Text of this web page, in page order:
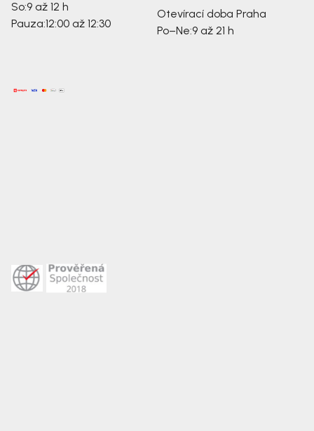
So:9 až 12 h
Pauza:12:00 až 12:30
Otevírací doba Praha
Po–Ne:9 až 21 h